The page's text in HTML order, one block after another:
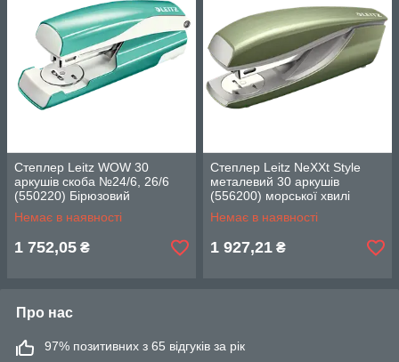
Степлер Leitz WOW 30
аркушів скоба №24/6, 26/6
(550220) Бірюзовий
Немає в наявності
1 752,05 ₴
Степлер Leitz NeXXt Style
металевий 30 аркушів
(556200) морської хвилі
Немає в наявності
1 927,21 ₴
Про нас
97% позитивних з 65 відгуків за рік